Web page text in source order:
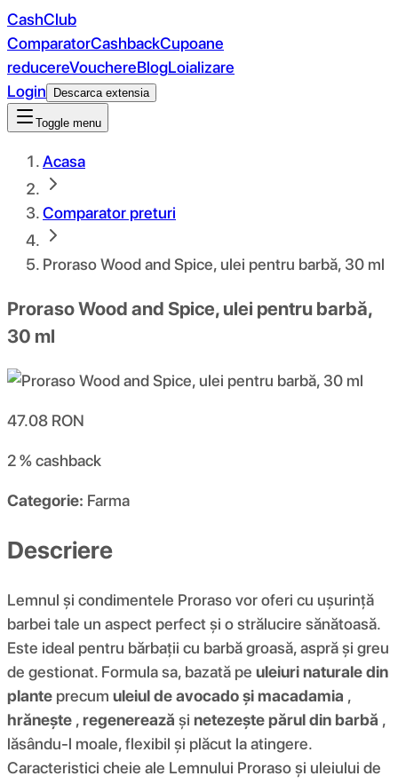
CashClub
ComparatorCashbackCupoane
reducereVouchereBlogLoializare
Login
Descarca extensia
Toggle menu
Acasa
Comparator preturi
Proraso Wood and Spice, ulei pentru barbă, 30 ml
Proraso Wood and Spice, ulei pentru barbă,
30 ml
47.08 RON
2 %cashback
Categorie: Farma
Descriere
Lemnul și condimentele Proraso vor oferi cu ușurință
barbei tale un aspect perfect și o strălucire sănătoasă.
Este ideal pentru bărbații cu barbă groasă, aspră și greu
de gestionat. Formula sa, bazată pe uleiuri naturale din
plante precum uleiul de avocado și macadamia ,
hrănește ,regenerează și netezește părul din barbă ,
lăsându-l moale, flexibil și plăcut la atingere.
Caracteristici cheie ale Lemnului Proraso și uleiului de